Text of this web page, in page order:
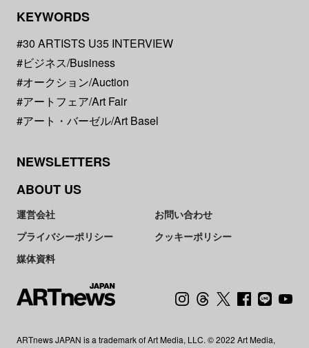
KEYWORDS
#30 ARTISTS U35 INTERVIEW
#ビジネス/Business
#オークション/Auction
#アートフェア/Art Fair
#アート・バーゼル/Art Basel
NEWSLETTERS
ABOUT US
運営会社
お問い合わせ
プライバシーポリシー
クッキーポリシー
媒体資料
ARTnews JAPAN is a trademark of Art Media, LLC. © 2022 Art Media,